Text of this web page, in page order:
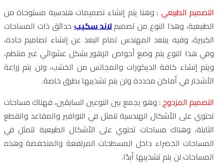
التصميم الطبيعي :وهنا يتم إنشاء تصميمات هندسية مستوحاة من
الطبيعية، وهذا النوع من تصميملاند سكيبحدائق ذات المساحات
الكبيرة، وفيه يبتعد المهندس تمام البعد عن إنشاء تصاميم حادة،
وفي هذا النوع يتم وضع أحواض الزهور بشكل عشوائي غير منتظم،
ويتم إنشاء كافة الديكورات والمجالس من الخشب، ولن يتم زراعة
الأشجار في أماكن محددة ولن يتم تشذيبها بطرق خاصة.
التصميم المزدوج :وهو يجمع بين النوعين السابقين، فهناك مساحات
تحتوي على الأشكال الهندسية تتمثل في النوافير والمقاعد والقطع
الثابتة، وهناك مساحات تحتوي على الأشكال الطبيعية تتمثل في
المساحات الخضراء داخل المسطحات المرتفعة والمنخفضة وهذه
المساحات لن يتم تشذيبها أبدًا.